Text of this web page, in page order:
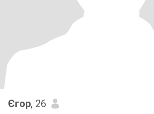
Єгор, 26